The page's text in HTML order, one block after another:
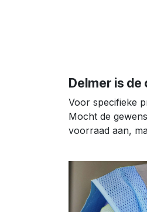
Delmer is
Voor specifieke
Mocht de
voorraad aan,